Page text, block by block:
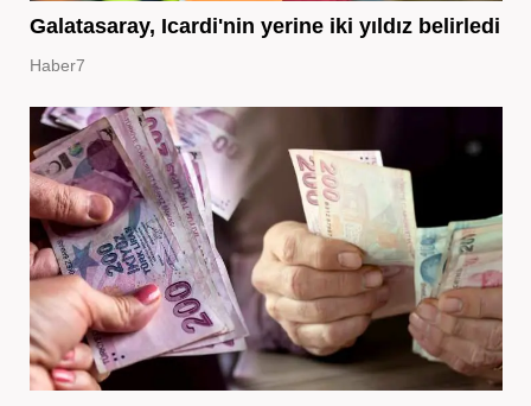
Galatasaray, Icardi'nin yerine iki yıldız belirledi
Haber7